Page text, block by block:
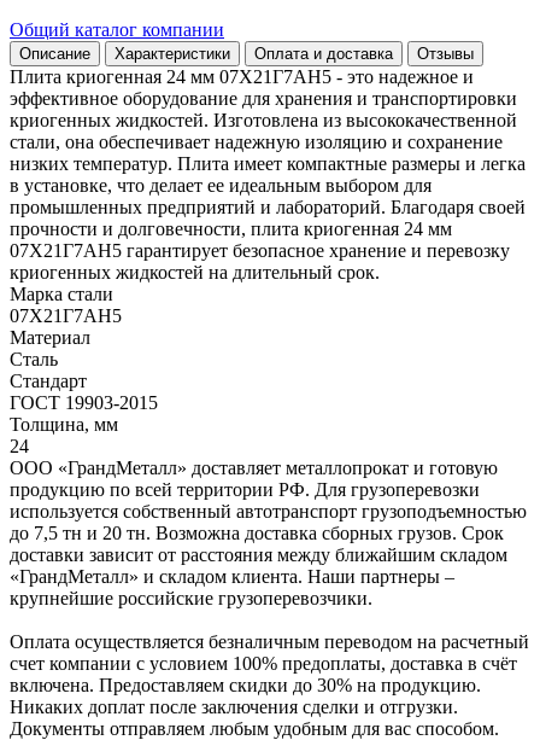
Общий каталог компании
Описание Характеристики Оплата и доставка Отзывы
Плита криогенная 24 мм 07Х21Г7АН5 - это надежное и
эффективное оборудование для хранения и транспортировки
криогенных жидкостей. Изготовлена из высококачественной
стали, она обеспечивает надежную изоляцию и сохранение
низких температур. Плита имеет компактные размеры и легка
в установке, что делает ее идеальным выбором для
промышленных предприятий и лабораторий. Благодаря своей
прочности и долговечности, плита криогенная 24 мм
07Х21Г7АН5 гарантирует безопасное хранение и перевозку
криогенных жидкостей на длительный срок.
Марка стали
07Х21Г7АН5
Материал
Сталь
Стандарт
ГОСТ 19903-2015
Толщина, мм
24
ООО «ГрандМеталл» доставляет металлопрокат и готовую
продукцию по всей территории РФ. Для грузоперевозки
используется собственный автотранспорт грузоподъемностью
до 7,5 тн и 20 тн. Возможна доставка сборных грузов. Срок
доставки зависит от расстояния между ближайшим складом
«ГрандМеталл» и складом клиента. Наши партнеры –
крупнейшие российские грузоперевозчики.
Оплата осуществляется безналичным переводом на расчетный
счет компании с условием 100% предоплаты, доставка в счёт
включена. Предоставляем скидки до 30% на продукцию.
Никаких доплат после заключения сделки и отгрузки.
Документы отправляем любым удобным для вас способом.